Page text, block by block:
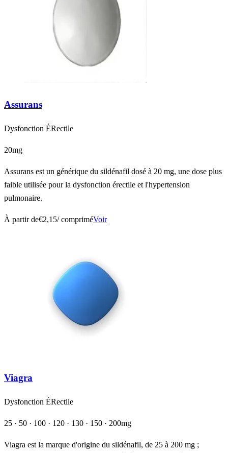
Assurans
Dysfonction ÉRectile
20mg
Assurans est un générique du sildénafil dosé à 20 mg, une dose plus
faible utilisée pour la dysfonction érectile et l'hypertension
pulmonaire.
À partir de€2,15/ compriméVoir
Viagra
Dysfonction ÉRectile
25 · 50 · 100 · 120 · 130 · 150 · 200mg
Viagra est la marque d'origine du sildénafil, de 25 à 200 mg ;